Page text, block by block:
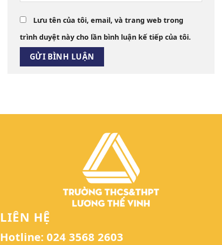
Lưu tên của tôi, email, và trang web trong
trình duyệt này cho lần bình luận kế tiếp của tôi.
LIÊN HỆ
Hotline: 024 3568 2603